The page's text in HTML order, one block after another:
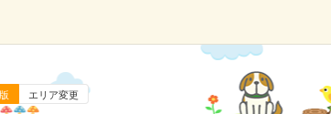
エリア変更